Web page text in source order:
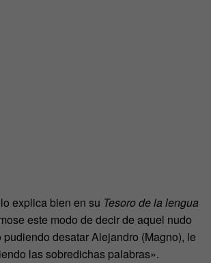
explica bien en su Tesoro de la lengua
este modo de decir de aquel nudo
desatar Alejandro (Magno), le
las sobredichas palabras».